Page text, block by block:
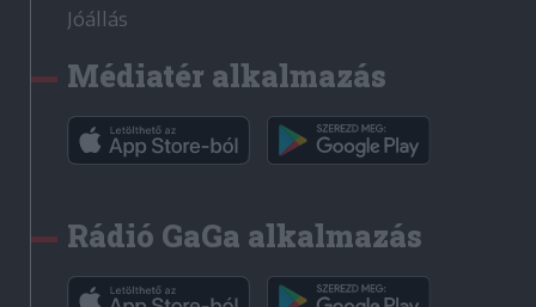
Jóállás
Médiatér alkalmazás
Rádió GaGa alkalmazás